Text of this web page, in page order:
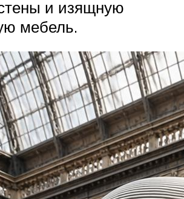
и изящную
мебель.